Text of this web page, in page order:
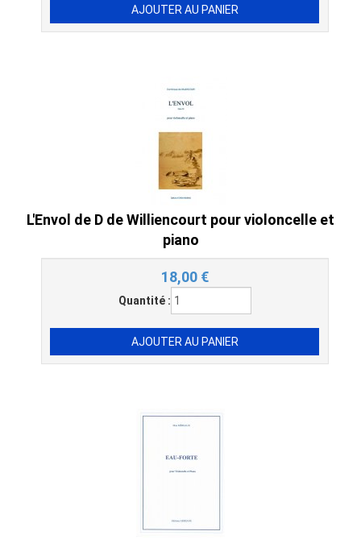
L'Envol de D de Williencourt pour violoncelle et
piano
18,00 €
Quantité :